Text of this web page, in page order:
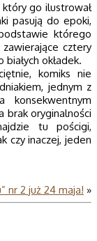
który go ilustrował
pasują do epoki,
którego
cztery
okładek.
komiks nie
jednym z
brak oryginalności
tu pościgi,
czy inaczej, jeden
nr 2 już 24 maja! »